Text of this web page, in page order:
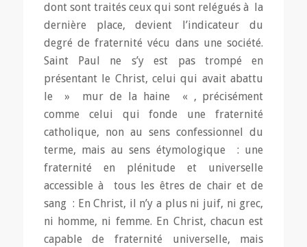
dont sont traités ceux qui sont relégués à la
dernière place, devient l’indicateur du
degré de fraternité vécu dans une société.
Saint Paul ne s’y est pas trompé en
présentant le Christ, celui qui avait abattu
le » mur de la haine « , précisément
comme celui qui fonde une fraternité
catholique, non au sens confessionnel du
terme, mais au sens étymologique : une
fraternité en plénitude et universelle
accessible à tous les êtres de chair et de
sang : En Christ, il n’y a plus ni juif, ni grec,
ni homme, ni femme. En Christ, chacun est
capable de fraternité universelle, mais